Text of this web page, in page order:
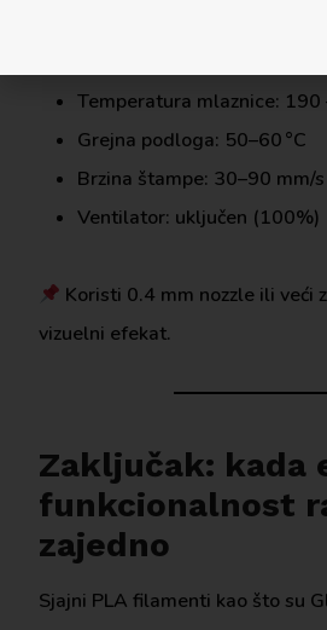
Temperatura mlaznice: 190
Grejna podloga: 50–60 °C
Brzina štampe: 30–90 mm/s
Ventilator: uključen (100%)
Koristi 0.4 mm nozzle ili veći
vizuelni efekat.
Zaključak: kada
funkcionalnost
zajedno
Sjajni PLA filamenti kao što su